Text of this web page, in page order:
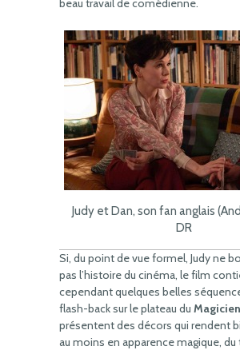
beau travail de comédienne.
Judy et Dan, son fan anglais
DR
Si, du point de vue formel, Judy ne
pas l’histoire du cinéma, le film
cependant quelques belles
flash-back sur le plateau du
présentent des décors qui rendent
au moins en apparence magique, du